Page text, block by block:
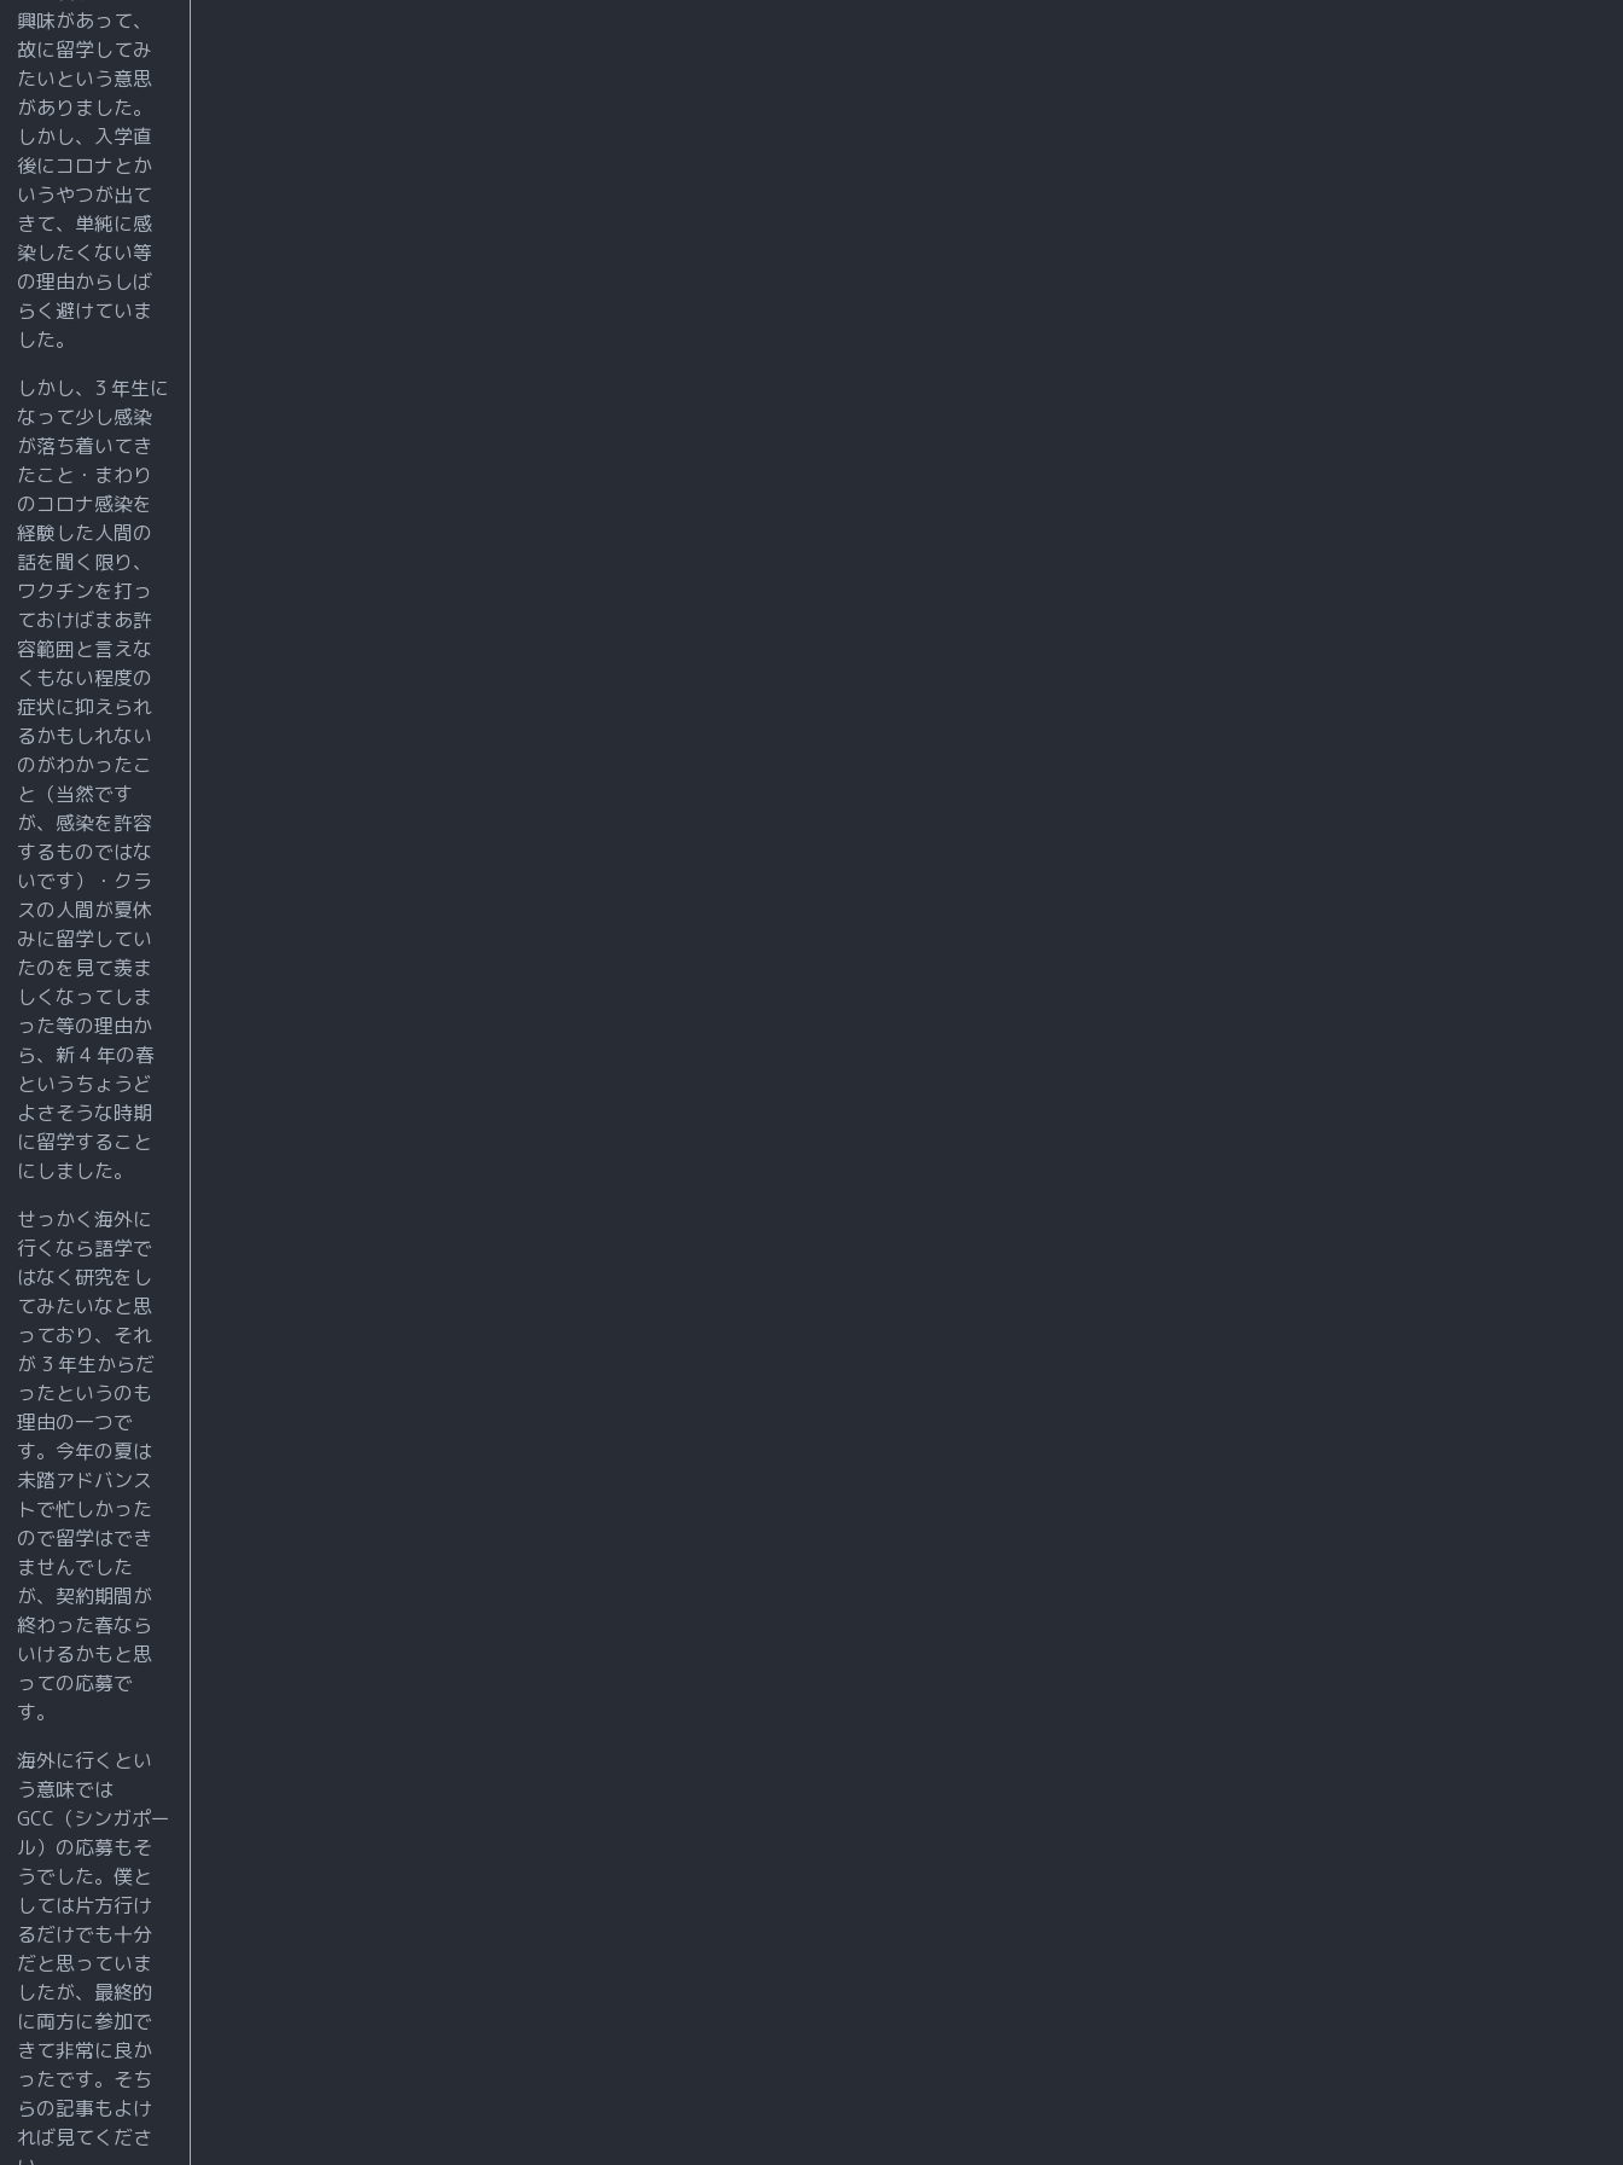
中
国
語
に
出
会
え
る
よ
う
な
っ
た
自
分
の
服
装
に
関
す
る
違
和
感
に
気
付
く
こ
と
が
出
来
自
分
が
写
り
込
ん
だ
写
真
を
直
視
で
き
よ
う
に
な
っ
た
Ins
tag
ram
と
い
興味があって、
故に留学してみ
たいという意思
がありました。
しかし、入学直
後にコロナとか
いうやつが出て
きて、単純に感
染したくない等
の理由からしば
らく避けていま
した。
しかし、3 年生に
なって少し感染
が落ち着いてき
たこと・まわり
のコロナ感染を
経験した人間の
話を聞く限り、
ワクチンを打っ
ておけばまあ許
容範囲と言えな
くもない程度の
症状に抑えられ
るかもしれない
のがわかったこ
と（当然です
が、感染を許容
するものではな
いです）・クラ
スの人間が夏休
みに留学してい
たのを見て羨ま
しくなってしま
った等の理由か
ら、新 4 年の春
というちょうど
よさそうな時期
に留学すること
にしました。
せっかく海外に
行くなら語学で
はなく研究をし
てみたいなと思
っており、それ
が 3 年生からだ
ったというのも
理由の一つで
す。今年の夏は
未踏アドバンス
トで忙しかった
ので留学はでき
ませんでした
が、契約期間が
終わった春なら
いけるかもと思
っての応募で
す。
海外に行くとい
う意味では
GCC（シンガポー
ル）の応募もそ
うでした。僕と
しては片方行け
るだけでも十分
だと思っていま
したが、最終的
に両方に参加で
きて非常に良か
ったです。そち
らの記事もよけ
れば見てくださ